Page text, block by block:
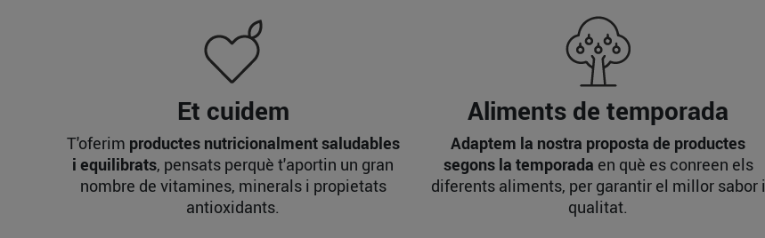
Et cuidem
T'oferim productes nutricionalment saludables
i equilibrats, pensats perquè t'aportin un gran
nombre de vitamines, minerals i propietats
antioxidants.
Aliments de temporada
Adaptem la nostra proposta de productes
segons la temporada en què es conreen els
diferents aliments, per garantir el millor sabor i
qualitat.